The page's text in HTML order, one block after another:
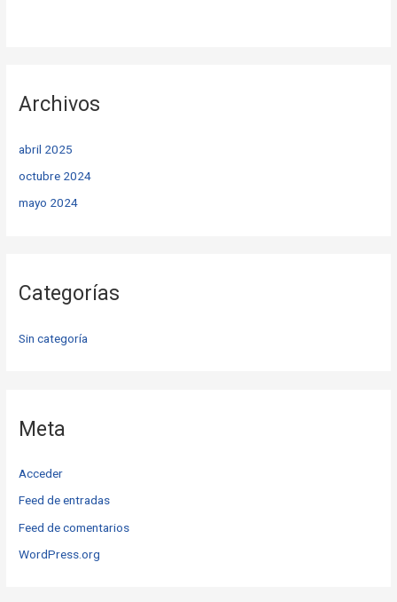
Archivos
abril 2025
octubre 2024
mayo 2024
Categorías
Sin categoría
Meta
Acceder
Feed de entradas
Feed de comentarios
WordPress.org